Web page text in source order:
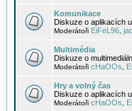
Komunikace
Diskuze o aplikacích
Moderátoři EiFeL96
Multimédia
Diskuze o
Moderátoři cHaOOs
Hry a volný čas
Diskuze o aplikacích
Moderátoři cHaOOs